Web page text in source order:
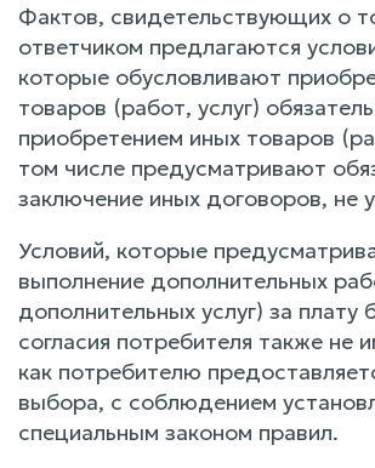
Фактов, свидетельствующих о
ответчиком предлагаются
которые обусловливают
товаров (работ, услуг)
приобретением иных товаров
том числе предусматривают
заключение иных договоров, не
Условий, которые
выполнение дополнительных
дополнительных услуг) за плату
согласия потребителя также не
как потребителю
выбора, с соблюдением
специальным законом правил.